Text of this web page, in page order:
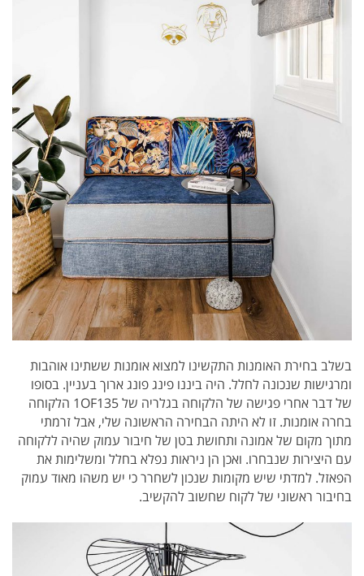
בשלב בחירת האומנות התקשינו למצוא אומנות ששתינו אוהבות
ומרגישות שנכונה לחלל. היה ביננו פינג פונג ארוך בעניין. בסופו
של דבר אחרי פגישה של הלקוחה בגלריה של 1OF135 הלקוחה
בחרה אומנות. זו לא היתה הבחירה הראשונה שלי, אבל זרמתי
מתוך מקום של אמונה ותחושת בטן של חיבור עמוק שהיה ללקוחה
עם היצירות שנבחרו. ואכן הן ניראות נפלא בחלל ומשלימות את
הפאזל. למדתי שיש מקומות שנכון לשחרר כי יש משהו מאוד עמוק
בחיבור ראשוני של לקוח שחשוב להקשיב.